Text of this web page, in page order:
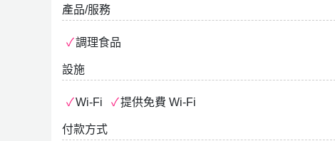
產品/服務
調理食品
設施
Wi-Fi 提供免費 Wi-Fi
付款方式